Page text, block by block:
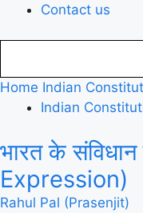
Contact us
Home Indian
Indian
भारत के
Expression)
Rahul Pal (Prasenjit)